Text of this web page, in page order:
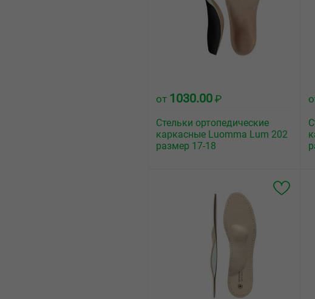
от 1030.00 ₽
Стельки ортопедические
каркасные Luomma Lum 202
размер 17-18